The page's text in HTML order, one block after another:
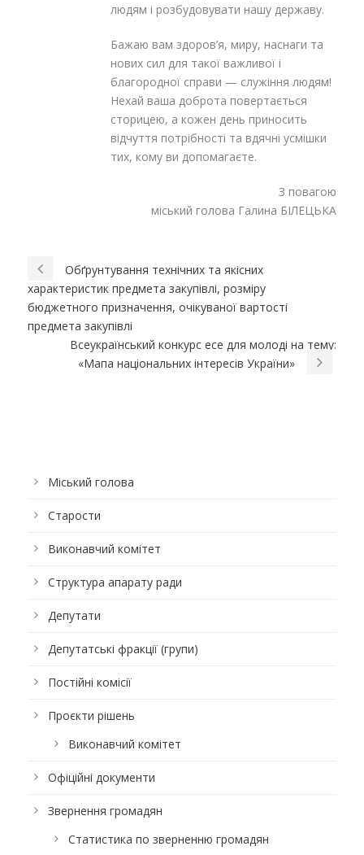
людям і розбудовувати нашу державу.
Бажаю вам здоров’я, миру, наснаги та
нових сил для такої важливої і
благородної справи — служіння людям!
Нехай ваша доброта повертається
сторицею, а кожен день приносить
відчуття потрібності та вдячні усмішки
тих, кому ви допомагаєте.
З повагою
міський голова Галина БІЛЕЦЬКА
Обґрунтування технічних та якісних
характеристик предмета закупівлі, розміру
бюджетного призначення, очікуваної вартості
предмета закупівлі
Всеукраїнський конкурс есе для молоді на тему:
«Мапа національних інтересів України»
Міський голова
Старости
Виконавчий комітет
Структура апарату ради
Депутати
Депутатські фракції (групи)
Постійні комісії
Проєкти рішень
Виконавчий комітет
Офіційні документи
Звернення громадян
Статистика по зверненню громадян